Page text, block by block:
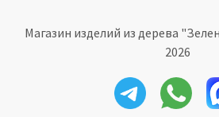
Магазин изделий из дерева
2026